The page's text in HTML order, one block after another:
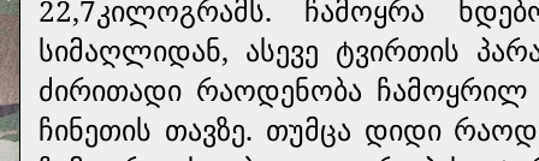
22,7კილოგრამს. ჩამოყრა
სიმაღლიდან, ასევე ტვირთის
ძირითადი რაოდენობა ჩამოყრილ
ჩინეთის თავზე. თუმცა დიდი